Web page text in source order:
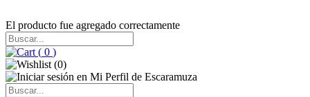
El producto fue agregado correctamente
( 0 )
(0)